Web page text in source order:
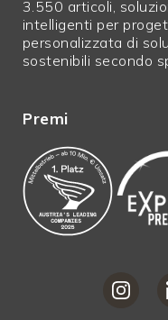
3.550 articoli,
intelligenti per
personalizzata di
sostenibili secondo
Premi